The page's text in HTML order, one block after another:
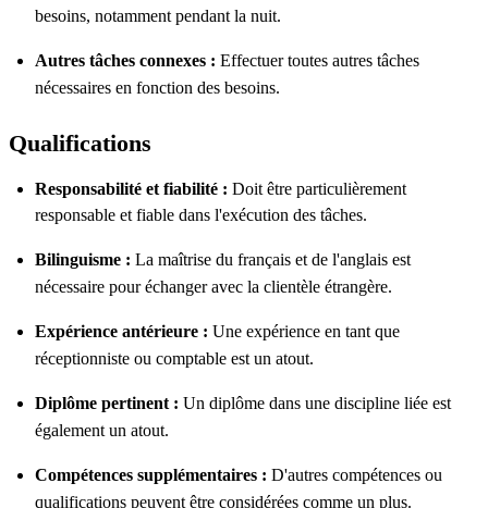
besoins, notamment pendant la nuit.
Autres tâches connexes : Effectuer toutes autres tâches
nécessaires en fonction des besoins.
Qualifications
Responsabilité et fiabilité : Doit être particulièrement
responsable et fiable dans l'exécution des tâches.
Bilinguisme : La maîtrise du français et de l'anglais est
nécessaire pour échanger avec la clientèle étrangère.
Expérience antérieure : Une expérience en tant que
réceptionniste ou comptable est un atout.
Diplôme pertinent : Un diplôme dans une discipline liée est
également un atout.
Compétences supplémentaires : D'autres compétences ou
qualifications peuvent être considérées comme un plus.